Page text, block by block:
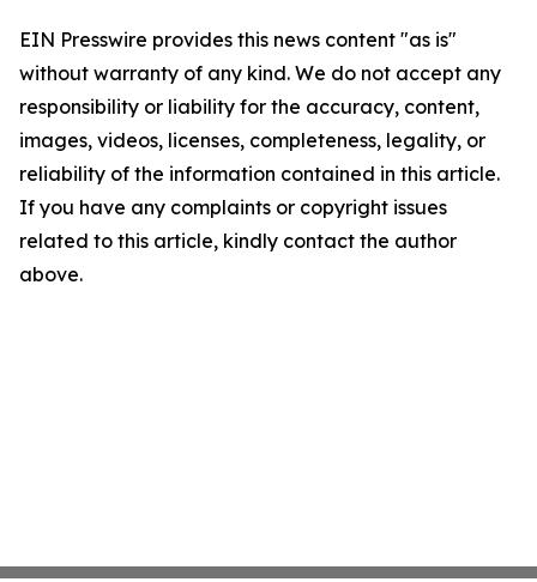
EIN Presswire provides this news content "as is"
without warranty of any kind. We do not accept any
responsibility or liability for the accuracy, content,
images, videos, licenses, completeness, legality, or
reliability of the information contained in this article.
If you have any complaints or copyright issues
related to this article, kindly contact the author
above.